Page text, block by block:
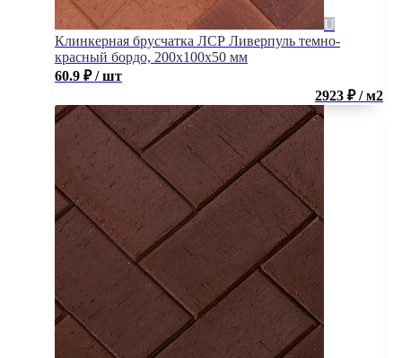
Клинкерная брусчатка ЛСР Ливерпуль темно-
красный бордо, 200x100x50 мм
60.9 ₽ / шт
2923 ₽ / м2